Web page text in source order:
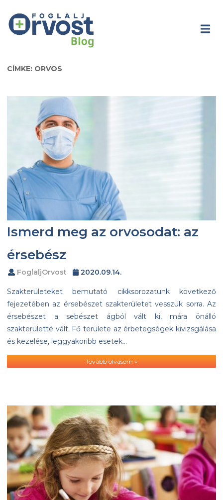
CÍMKE: ORVOS
Ismerd meg az orvosodat: az
érsebész
FoglaljOrvost 2020.09.14.
Szakterületeket bemutató cikksorozatunk következő
fejezetében az érsebészet szakterületet vesszük sorra. Az
érsebészet a sebészet ágból vált ki, mára önálló
szakterületté vált. Fő területe az érbetegségek kivizsgálása
és kezelése, leggyakoribb esetek…
Tovább olvasom »